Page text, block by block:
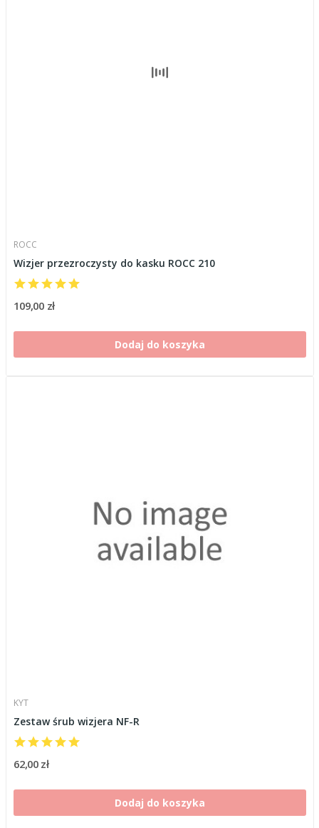
ROCC
Wizjer przezroczysty do kasku ROCC 210
109,00 zł
Dodaj do koszyka
KYT
Zestaw śrub wizjera NF-R
62,00 zł
Dodaj do koszyka